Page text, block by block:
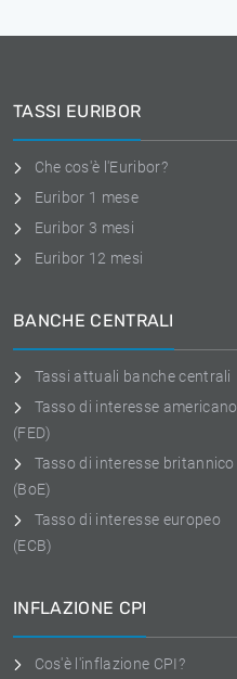
TASSI EURIBOR
Che cos'è l'Euribor?
Euribor 1 mese
Euribor 3 mesi
Euribor 12 mesi
BANCHE CENTRALI
Tassi attuali banche centrali
Tasso di interesse americano
(FED)
Tasso di interesse britannico
(BoE)
Tasso di interesse europeo
(ECB)
INFLAZIONE CPI
Cos'è l'inflazione CPI?